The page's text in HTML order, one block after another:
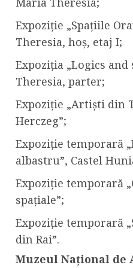
Expoziție „Spațiile
Theresia, hoș, etaj I;
Expoziția „Logics
Theresia, parter;
Expoziție „Artiști din
Herczeg”;
Expoziție temporară
albastru”, Castel
Expoziție temporară
spațiale”;
Expoziție temporară
din Rai”.
Muzeul Național de